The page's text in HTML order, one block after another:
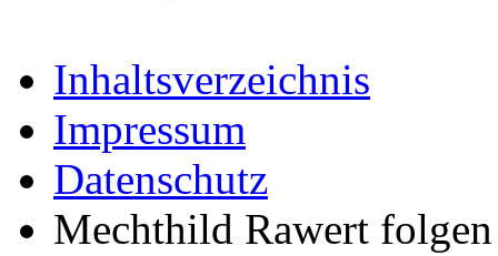
Inhaltsverzeichnis
Impressum
Datenschutz
Mechthild Rawert